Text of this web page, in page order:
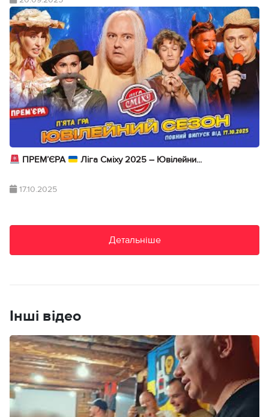
ПРЕМ’ЄРА Ліга Сміху 2025 – Ювілейни...
17.10.2025
Детальніше
Інші відео